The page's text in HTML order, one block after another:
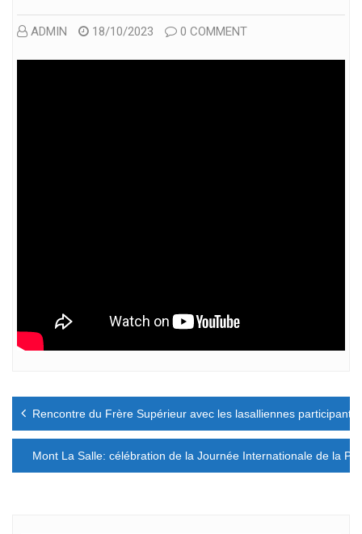
ADMIN 18/10/2023 0 COMMENT
Navigation
l’article
Rencontre du Frère Supérieur avec les lasalliennes participant
Mont La Salle: célébration de la Journée Internationale de la